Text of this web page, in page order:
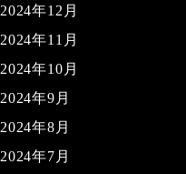
2024年12月
2024年11月
2024年10月
2024年9月
2024年8月
2024年7月